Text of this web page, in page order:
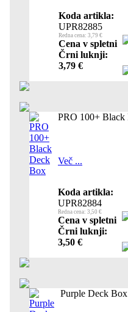
Koda artikla:
UPR82885
Redna cena: 3,79 €
Cena v spletni
Črni luknji:
3,79 €
PRO 100+ Black
Več ...
Koda artikla:
UPR82884
Redna cena: 3,50 €
Cena v spletni
Črni luknji:
3,50 €
Purple Deck Box